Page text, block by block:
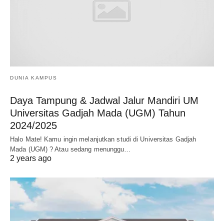
DUNIA KAMPUS
Daya Tampung & Jadwal Jalur Mandiri UM
Universitas Gadjah Mada (UGM) Tahun
2024/2025
Halo Mate! Kamu ingin melanjutkan studi di Universitas Gadjah
Mada (UGM) ? Atau sedang menunggu…
2 years ago